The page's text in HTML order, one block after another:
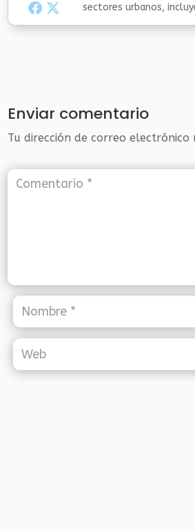
sectores urbanos,
Enviar comentario
Tu dirección de correo electrónico